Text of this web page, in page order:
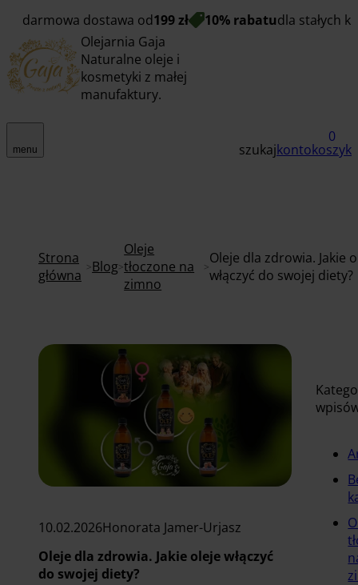
darmowa dostawa od199 zł 10% rabatudla stałych
Olejarnia Gaja
Naturalne oleje i
kosmetyki z małej
manufaktury.
menu szukajkonto
0
koszyk
Strona
główna
Blog
Oleje
tłoczone na
zimno
Oleje dla zdrowia. Jakie
włączyć do swojej diety?
10.02.2026Honorata Jamer-Urjasz
Oleje dla zdrowia. Jakie oleje włączyć
do swojej diety?